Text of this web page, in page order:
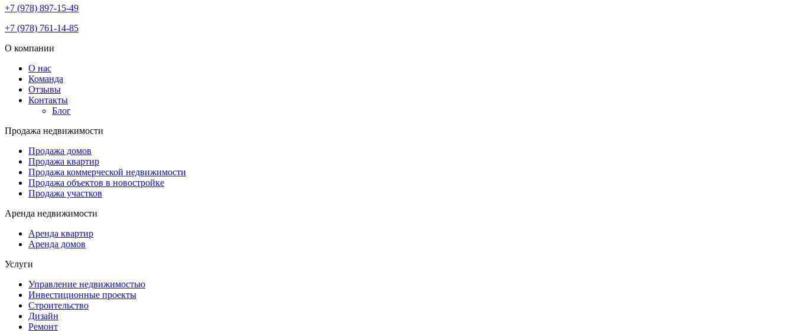
+7 (978) 897-15-49
+7 (978) 761-14-85
О компании
О нас
Команда
Отзывы
Контакты
Блог
Продажа недвижимости
Продажа домов
Продажа квартир
Продажа коммерческой недвижимости
Продажа объектов в новостройке
Продажа участков
Аренда недвижимости
Аренда квартир
Аренда домов
Услуги
Управление недвижимостью
Инвестиционные проекты
Строительство
Дизайн
Ремонт